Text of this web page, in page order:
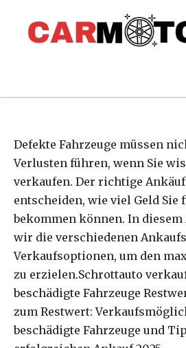
Restwert für Ihr
By CARPR PRESSEVERTEILER -
Defekte Fahrzeuge müssen
Verlusten führen, wenn Sie
verkaufen. Der richtige
entscheiden, wie viel Geld Sie
bekommen können. In
wir die verschiedenen
Verkaufsoptionen, um den
zu erzielen.Schrottauto
beschädigte Fahrzeuge
zum Restwert:
beschädigte Fahrzeuge und